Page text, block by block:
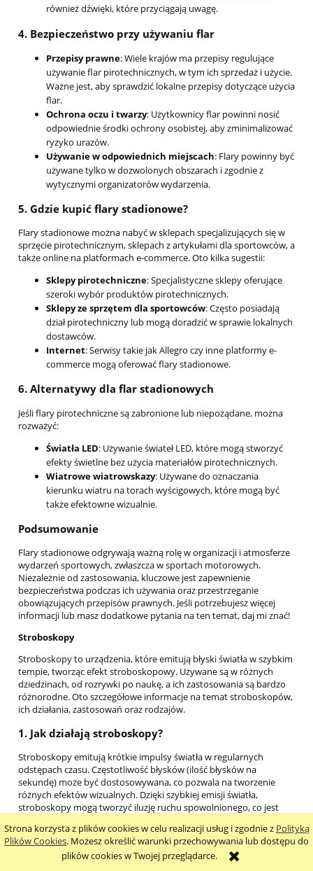
Strona korzysta z plików cookies w celu realizacji usług i zgodnie z Polityką
Plików Cookies. Możesz określić warunki przechowywania lub dostępu do
plików cookies w Twojej przeglądarce.
również dźwięki, które przyciągają uwagę.
4. Bezpieczeństwo przy używaniu flar
Przepisy prawne: Wiele krajów ma przepisy regulujące
używanie flar pirotechnicznych, w tym ich sprzedaż i użycie.
Ważne jest, aby sprawdzić lokalne przepisy dotyczące użycia
flar.
Ochrona oczu i twarzy: Użytkownicy flar powinni nosić
odpowiednie środki ochrony osobistej, aby zminimalizować
ryzyko urazów.
Używanie w odpowiednich miejscach: Flary powinny być
używane tylko w dozwolonych obszarach i zgodnie z
wytycznymi organizatorów wydarzenia.
5. Gdzie kupić flary stadionowe?
Flary stadionowe można nabyć w sklepach specjalizujących się w
sprzęcie pirotechnicznym, sklepach z artykułami dla sportowców, a
także online na platformach e-commerce. Oto kilka sugestii:
Sklepy pirotechniczne: Specjalistyczne sklepy oferujące
szeroki wybór produktów pirotechnicznych.
Sklepy ze sprzętem dla sportowców: Często posiadają
dział pirotechniczny lub mogą doradzić w sprawie lokalnych
dostawców.
Internet: Serwisy takie jak Allegro czy inne platformy e-
commerce mogą oferować flary stadionowe.
6. Alternatywy dla flar stadionowych
Jeśli flary pirotechniczne są zabronione lub niepożądane, można
rozważyć:
Światła LED: Używanie świateł LED, które mogą stworzyć
efekty świetlne bez użycia materiałów pirotechnicznych.
Wiatrowe wiatrowskazy: Używane do oznaczania
kierunku wiatru na torach wyścigowych, które mogą być
także efektowne wizualnie.
Podsumowanie
Flary stadionowe odgrywają ważną rolę w organizacji i atmosferze
wydarzeń sportowych, zwłaszcza w sportach motorowych.
Niezależnie od zastosowania, kluczowe jest zapewnienie
bezpieczeństwa podczas ich używania oraz przestrzeganie
obowiązujących przepisów prawnych. Jeśli potrzebujesz więcej
informacji lub masz dodatkowe pytania na ten temat, daj mi znać!
Stroboskopy
Stroboskopy to urządzenia, które emitują błyski światła w szybkim
tempie, tworząc efekt stroboskopowy. Używane są w różnych
dziedzinach, od rozrywki po naukę, a ich zastosowania są bardzo
różnorodne. Oto szczegółowe informacje na temat stroboskopów,
ich działania, zastosowań oraz rodzajów.
1. Jak działają stroboskopy?
Stroboskopy emitują krótkie impulsy światła w regularnych
odstępach czasu. Częstotliwość błysków (ilość błysków na
sekundę) może być dostosowywana, co pozwala na tworzenie
różnych efektów wizualnych. Dzięki szybkiej emisji światła,
stroboskopy mogą tworzyć iluzję ruchu spowolnionego, co jest
2.Zastosowania stroboskopów